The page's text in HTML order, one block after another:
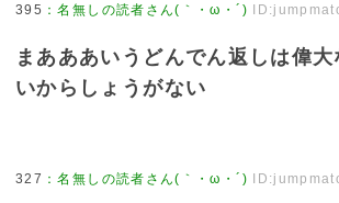
395 ：名無しの読者さん(｀・ω・´)
まあああいうどんでん返しは偉
いからしょうがない
327 ：名無しの読者さん(｀・ω・´)